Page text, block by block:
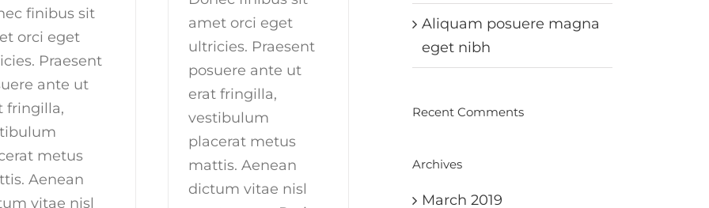
finibus sit
orci eget
Praesent
ante ut
fringilla,
metus
Aenean
vitae nisl
amet orci eget
ultricies. Praesent
posuere ante ut
erat fringilla,
vestibulum
placerat metus
mattis. Aenean
dictum vitae nisl
Aliquam posuere magna
eget nibh
Recent Comments
Archives
March 2019